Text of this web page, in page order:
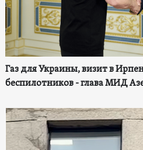
Газ для Украины, визит в
беспилотников - глава МИД